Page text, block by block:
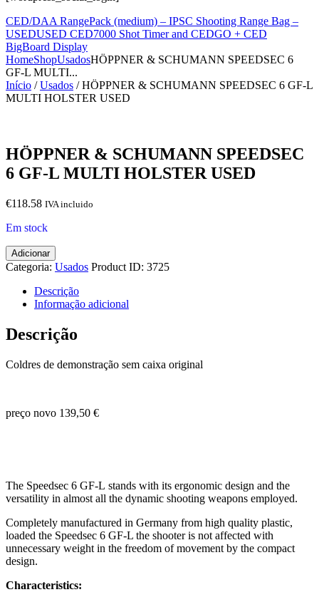
CED/DAA RangePack (medium) – IPSC Shooting Range Bag –
USEDUSED CED7000 Shot Timer and CEDGO + CED
BigBoard Display
HomeShopUsadosHÖPPNER & SCHUMANN SPEEDSEC 6
GF-L MULTI...
Início /Usados / HÖPPNER & SCHUMANN SPEEDSEC 6 GF-L
MULTI HOLSTER USED
HÖPPNER & SCHUMANN SPEEDSEC
6 GF-L MULTI HOLSTER USED
€118.58 IVA incluido
Em stock
Quantidade
de
HÖPPNER
SCHUMANN
6
GF-
MULTI
Adicionar
Categoria: Usados Product ID: 3725
Descrição
Informação adicional
Descrição
Coldres de demonstração sem caixa original
preço novo 139,50 €
The Speedsec 6 GF-L stands with its ergonomic design and the
versatility in almost all the dynamic shooting weapons employed.
Completely manufactured in Germany from high quality plastic,
loaded the Speedsec 6 GF-L the shooter is not affected with
unnecessary weight in the freedom of movement by the compact
design.
Characteristics: